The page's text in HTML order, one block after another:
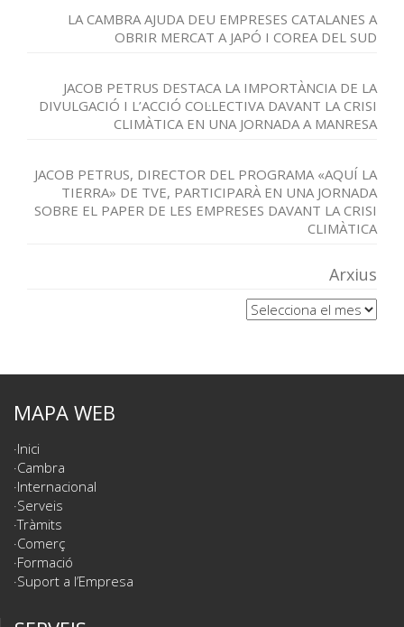
LA CAMBRA AJUDA DEU EMPRESES CATALANES A
OBRIR MERCAT A JAPÓ I COREA DEL SUD
JACOB PETRUS DESTACA LA IMPORTÀNCIA DE LA
DIVULGACIÓ I L’ACCIÓ COL·LECTIVA DAVANT LA CRISI
CLIMÀTICA EN UNA JORNADA A MANRESA
JACOB PETRUS, DIRECTOR DEL PROGRAMA «AQUÍ LA
TIERRA» DE TVE, PARTICIPARÀ EN UNA JORNADA
SOBRE EL PAPER DE LES EMPRESES DAVANT LA CRISI
CLIMÀTICA
Arxius
Arxius
MAPA WEB
Inici
Cambra
Internacional
Serveis
Tràmits
Comerç
Formació
Suport a l’Empresa